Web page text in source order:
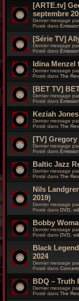
[ARTE.tv]
septembre
Dernier message par
Posté dans
[Série TV]
Dernier message par
Posté dans
Idina Menzel
Dernier message
Posté dans The
[BET TV]
Dernier message par
Posté dans
Keziah
Dernier message
Posté dans The
[TV] Gregory
Dernier message par
Posté dans
Baltic Jazz
Dernier message
Posté dans The
Nils
2019)
Dernier message par
Posté dans DVD,
Bobby
Dernier message
Posté dans DVD,
Black
2024
Dernier message par
Posté dans
BDQ – Truth
Dernier message
Posté dans The